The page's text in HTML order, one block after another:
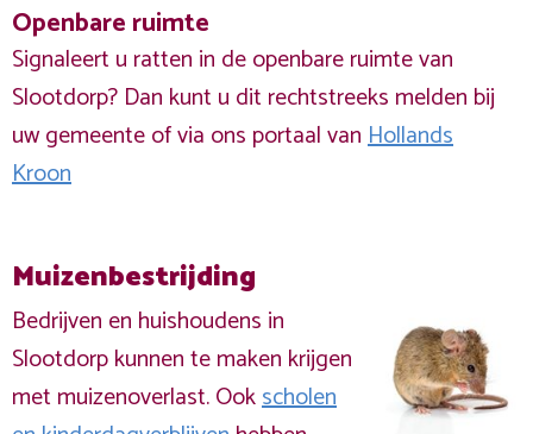
Openbare ruimte
Signaleert u ratten in de openbare ruimte van
Slootdorp? Dan kunt u dit rechtstreeks melden bij
uw gemeente of via ons portaal vanHollands
Kroon
Muizenbestrijding
Bedrijven en huishoudens in
Slootdorp kunnen te maken krijgen
met muizenoverlast. Ookscholen